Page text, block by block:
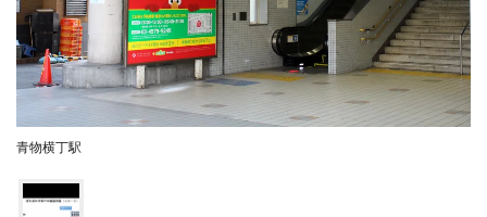
青物横丁駅